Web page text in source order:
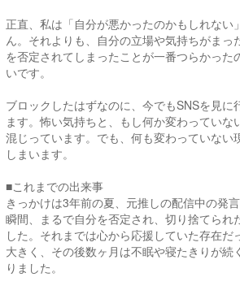
正直、私は「自分が悪かったのかもしれない
ん。それよりも、自分の立場や気持ちがまっ
を否定されてしまったことが一番つらかった
いです。
ブロックしたはずなのに、今でもSNSを見に
ます。怖い気持ちと、もし何か変わっていな
混じっています。でも、何も変わっていない
しまいます。
■これまでの出来事
きっかけは3年前の夏、元推しの配信中の発
瞬間、まるで自分を否定され、切り捨てられ
した。それまでは心から応援していた存在だ
大きく、その後数ヶ月は不眠や寝たきりが続
りました。